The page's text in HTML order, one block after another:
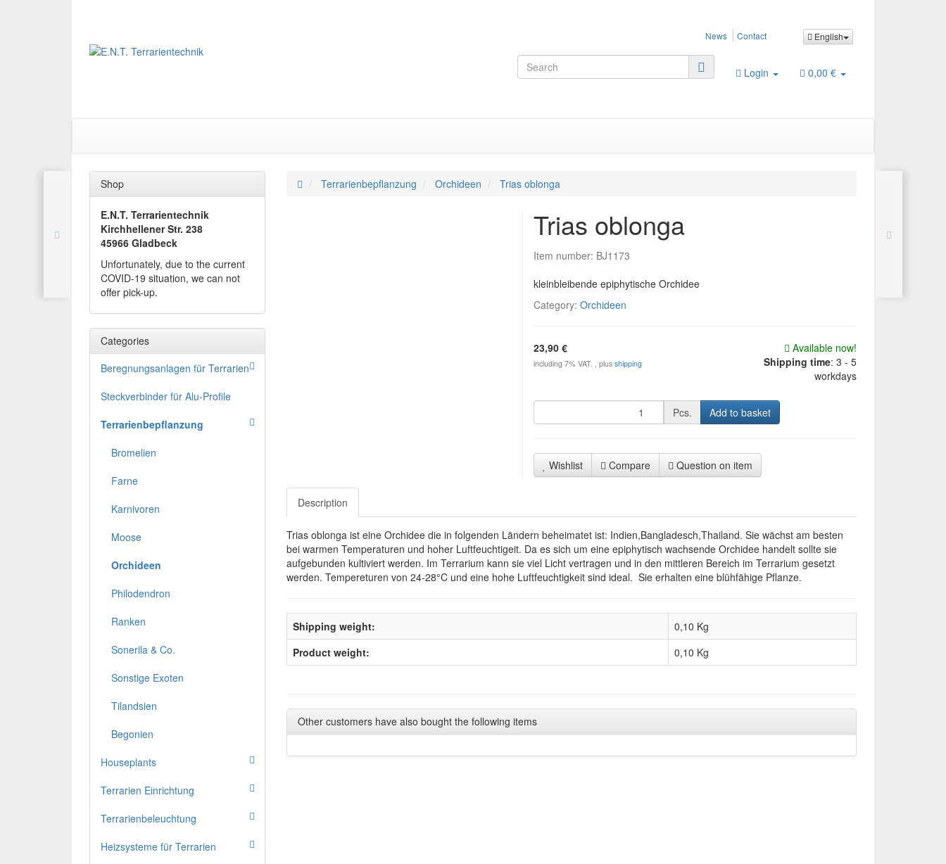
English
News Contact
Login 0,00 €
Terrarienbepflanzung Orchideen Trias oblonga
Trias oblonga
Item number: BJ1173
kleinbleibende epiphytische Orchidee
Category: Orchideen
23,90 €
including 7% VAT. , plus shipping
Available now!
Shipping time: 3 - 5
workdays
Pcs. Add to basket
Wishlist Compare Question on item
Description
Trias oblonga ist eine Orchidee die in folgenden Ländern beheimatet ist: Indien,Bangladesch,Thailand. Sie wächst am besten
bei warmen Temperaturen und hoher Luftfeuchtigeit. Da es sich um eine epiphytisch wachsende Orchidee handelt sollte sie
aufgebunden kultiviert werden. Im Terrarium kann sie viel Licht vertragen und in den mittleren Bereich im Terrarium gesetzt
werden. Tempereturen von 24-28°C und eine hohe Luftfeuchtigkeit sind ideal. Sie erhalten eine blühfähige Pflanze.
Shipping weight:
0,10 Kg
Product weight:
0,10 Kg
Other customers have also bought the following items
Shop
E.N.T. Terrarientechnik
Kirchhellener Str. 238
45966 Gladbeck
Unfortunately, due to the current
COVID-19 situation, we can not
offer pick-up.
Categories
Beregnungsanlagen für Terrarien
Steckverbinder für Alu-Profile
Terrarienbepflanzung
Bromelien
Farne
Karnivoren
Moose
Orchideen
Philodendron
Ranken
Sonerila & Co.
Sonstige Exoten
Tilandsien
Begonien
Houseplants
Terrarien Einrichtung
Terrarienbeleuchtung
Heizsysteme für Terrarien